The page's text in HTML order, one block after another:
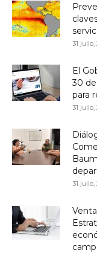
31 julio,
El
30
para
31 julio,
31 julio,